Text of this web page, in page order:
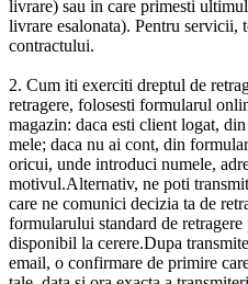
livrare) sau in care primesti
livrare esalonata). Pentru servicii,
contractului.
2. Cum iti exerciti dreptul de
retragere, folosesti formularul
magazin: daca esti client logat,
mele; daca nu ai cont, din
oricui, unde introduci numele,
motivul.Alternativ, ne poti
care ne comunici decizia ta de
formularului standard de
disponibil la cerere.Dupa
email, o confirmare de primire